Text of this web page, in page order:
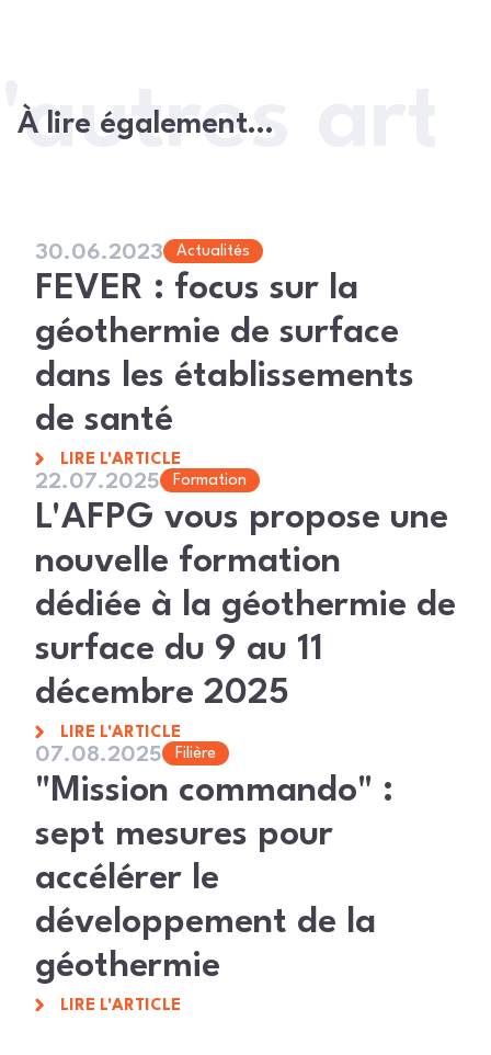
À lire également…
30.06.2023 Actualités
FEVER : focus sur la
géothermie de surface
dans les établissements
de santé
LIRE L'ARTICLE
22.07.2025 Formation
L'AFPG vous propose une
nouvelle formation
dédiée à la géothermie de
surface du 9 au 11
décembre 2025
LIRE L'ARTICLE
07.08.2025 Filière
"Mission commando" :
sept mesures pour
accélérer le
développement de la
géothermie
LIRE L'ARTICLE